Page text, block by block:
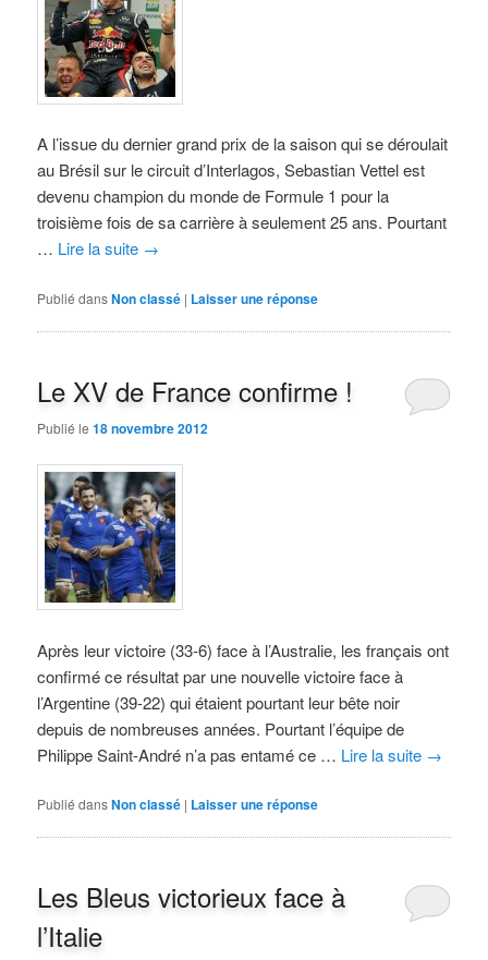
A l’issue du dernier grand prix de la saison qui se déroulait
au Brésil sur le circuit d’Interlagos, Sebastian Vettel est
devenu champion du monde de Formule 1 pour la
troisième fois de sa carrière à seulement 25 ans. Pourtant
… Lire la suite →
Publié dansNon classé | Laisser une réponse
Le XV de France confirme !
Publié le18 novembre 2012
Après leur victoire (33-6) face à l’Australie, les français ont
confirmé ce résultat par une nouvelle victoire face à
l’Argentine (39-22) qui étaient pourtant leur bête noir
depuis de nombreuses années. Pourtant l’équipe de
Philippe Saint-André n’a pas entamé ce … Lire la suite →
Publié dansNon classé | Laisser une réponse
Les Bleus victorieux face à
l’Italie